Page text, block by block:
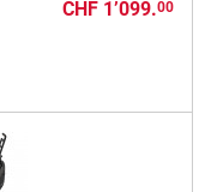
CHF 1’099.00